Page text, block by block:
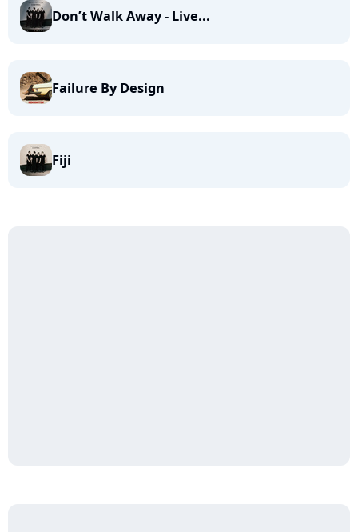
Don’t Walk Away - Live...
Failure By Design
Fiji